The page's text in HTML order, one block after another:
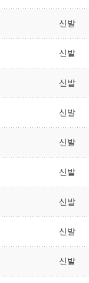
신발
신발
신발
신발
신발
신발
신발
신발
신발